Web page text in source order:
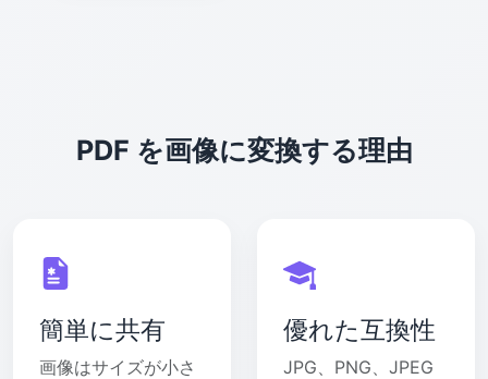
PDF を画像に変換する理由
簡単に共有
画像はサイズが小さ
優れた互換性
JPG、PNG、JPEG